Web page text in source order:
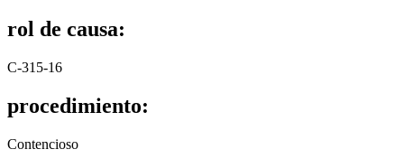
rol de causa:
C-315-16
procedimiento:
Contencioso